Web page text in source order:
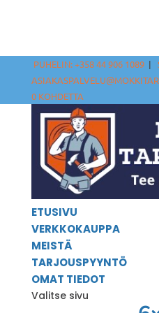
PUHELIN: +358 44 906 1089|
0 KOHDETTA
ETUSIVU
VERKKOKAUPPA
MEISTÄ
TARJOUSPYYNTÖ
OMAT TIEDOT
Valitse sivu